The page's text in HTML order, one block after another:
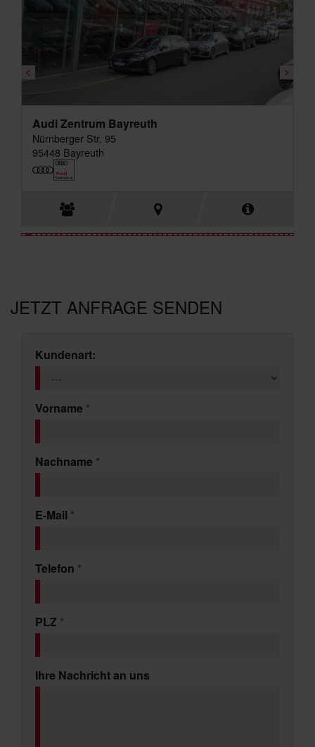
Audi Zentrum Bayreuth
Nürnberger Str. 95
95448 Bayreuth
JETZT ANFRAGE SENDEN
Kundenart:
Vorname *
Nachname *
E-Mail *
Telefon *
PLZ *
Ihre Nachricht an uns